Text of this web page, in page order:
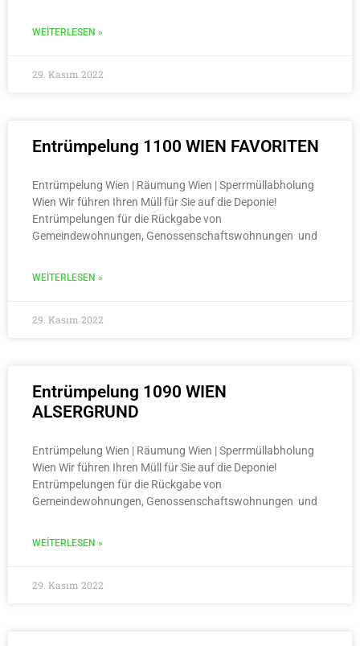
WEITERLESEN »
29. Kasım 2022
Entrümpelung 1100 WIEN FAVORITEN
Entrümpelung Wien | Räumung Wien | Sperrmüllabholung
Wien Wir führen Ihren Müll für Sie auf die Deponie!
Entrümpelungen für die Rückgabe von
Gemeindewohnungen, Genossenschaftswohnungen und
WEITERLESEN »
29. Kasım 2022
Entrümpelung 1090 WIEN
ALSERGRUND
Entrümpelung Wien | Räumung Wien | Sperrmüllabholung
Wien Wir führen Ihren Müll für Sie auf die Deponie!
Entrümpelungen für die Rückgabe von
Gemeindewohnungen, Genossenschaftswohnungen und
WEITERLESEN »
29. Kasım 2022